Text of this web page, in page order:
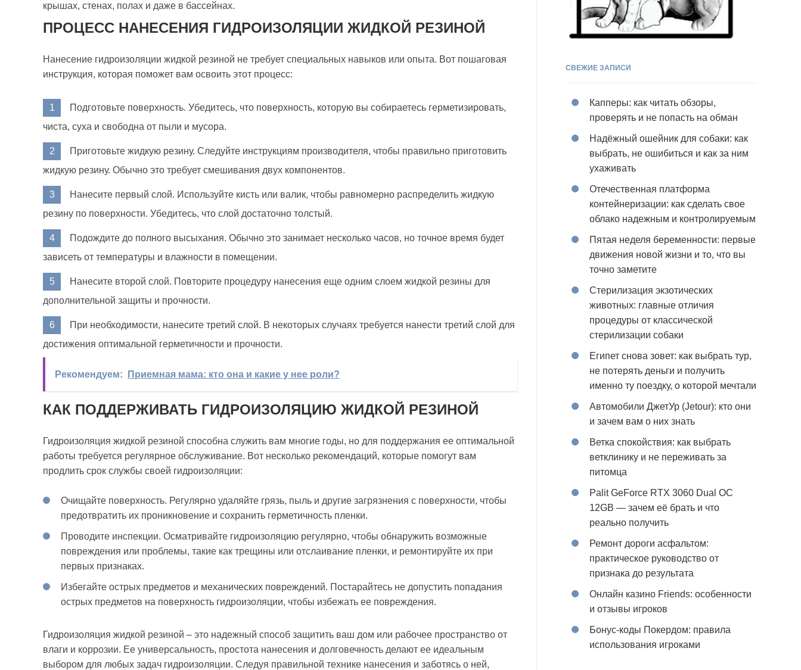
крышах, стенах, полах и даже в бассейнах.
ПРОЦЕСС НАНЕСЕНИЯ ГИДРОИЗОЛЯЦИИ ЖИДКОЙ РЕЗИНОЙ
Нанесение гидроизоляции жидкой резиной не требует специальных навыков или опыта. Вот пошаговая
инструкция, которая поможет вам освоить этот процесс:
Подготовьте поверхность. Убедитесь, что поверхность, которую вы собираетесь герметизировать,
чиста, суха и свободна от пыли и мусора.
Приготовьте жидкую резину. Следуйте инструкциям производителя, чтобы правильно приготовить
жидкую резину. Обычно это требует смешивания двух компонентов.
Нанесите первый слой. Используйте кисть или валик, чтобы равномерно распределить жидкую
резину по поверхности. Убедитесь, что слой достаточно толстый.
Подождите до полного высыхания. Обычно это занимает несколько часов, но точное время будет
зависеть от температуры и влажности в помещении.
Нанесите второй слой. Повторите процедуру нанесения еще одним слоем жидкой резины для
дополнительной защиты и прочности.
При необходимости, нанесите третий слой. В некоторых случаях требуется нанести третий слой для
достижения оптимальной герметичности и прочности.
Рекомендуем: Приемная мама: кто она и какие у нее роли?
КАК ПОДДЕРЖИВАТЬ ГИДРОИЗОЛЯЦИЮ ЖИДКОЙ РЕЗИНОЙ
Гидроизоляция жидкой резиной способна служить вам многие годы, но для поддержания ее оптимальной
работы требуется регулярное обслуживание. Вот несколько рекомендаций, которые помогут вам
продлить срок службы своей гидроизоляции:
Очищайте поверхность. Регулярно удаляйте грязь, пыль и другие загрязнения с поверхности, чтобы
предотвратить их проникновение и сохранить герметичность пленки.
Проводите инспекции. Осматривайте гидроизоляцию регулярно, чтобы обнаружить возможные
повреждения или проблемы, такие как трещины или отслаивание пленки, и ремонтируйте их при
первых признаках.
Избегайте острых предметов и механических повреждений. Постарайтесь не допустить попадания
острых предметов на поверхность гидроизоляции, чтобы избежать ее повреждения.
Гидроизоляция жидкой резиной – это надежный способ защитить ваш дом или рабочее пространство от
влаги и коррозии. Ее универсальность, простота нанесения и долговечность делают ее идеальным
выбором для любых задач гидроизоляции. Следуя правильной технике нанесения и заботясь о ней,
СВЕЖИЕ ЗАПИСИ
Капперы: как читать обзоры,
проверять и не попасть на обман
Надёжный ошейник для собаки: как
выбрать, не ошибиться и как за ним
ухаживать
Отечественная платформа
контейнеризации: как сделать свое
облако надежным и контролируемым
Пятая неделя беременности: первые
движения новой жизни и то, что вы
точно заметите
Стерилизация экзотических
животных: главные отличия
процедуры от классической
стерилизации собаки
Египет снова зовет: как выбрать тур,
не потерять деньги и получить
именно ту поездку, о которой мечтали
Автомобили ДжетУр (Jetour): кто они
и зачем вам о них знать
Ветка спокойствия: как выбрать
ветклинику и не переживать за
питомца
Palit GeForce RTX 3060 Dual OC
12GB — зачем её брать и что
реально получить
Ремонт дороги асфальтом:
практическое руководство от
признака до результата
Онлайн казино Friends: особенности
и отзывы игроков
Бонус-коды Покердом: правила
использования игроками